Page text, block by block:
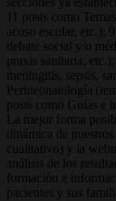
11 posts como
acoso escolar, etc.);
debate social y/o
praxis sanitaria,
meningitis, sepsis,
Perineonatología
posts como Guías e
La mejor forma
dinámica de
cualitativo) y la
análisis de los
formación e
pacientes y sus